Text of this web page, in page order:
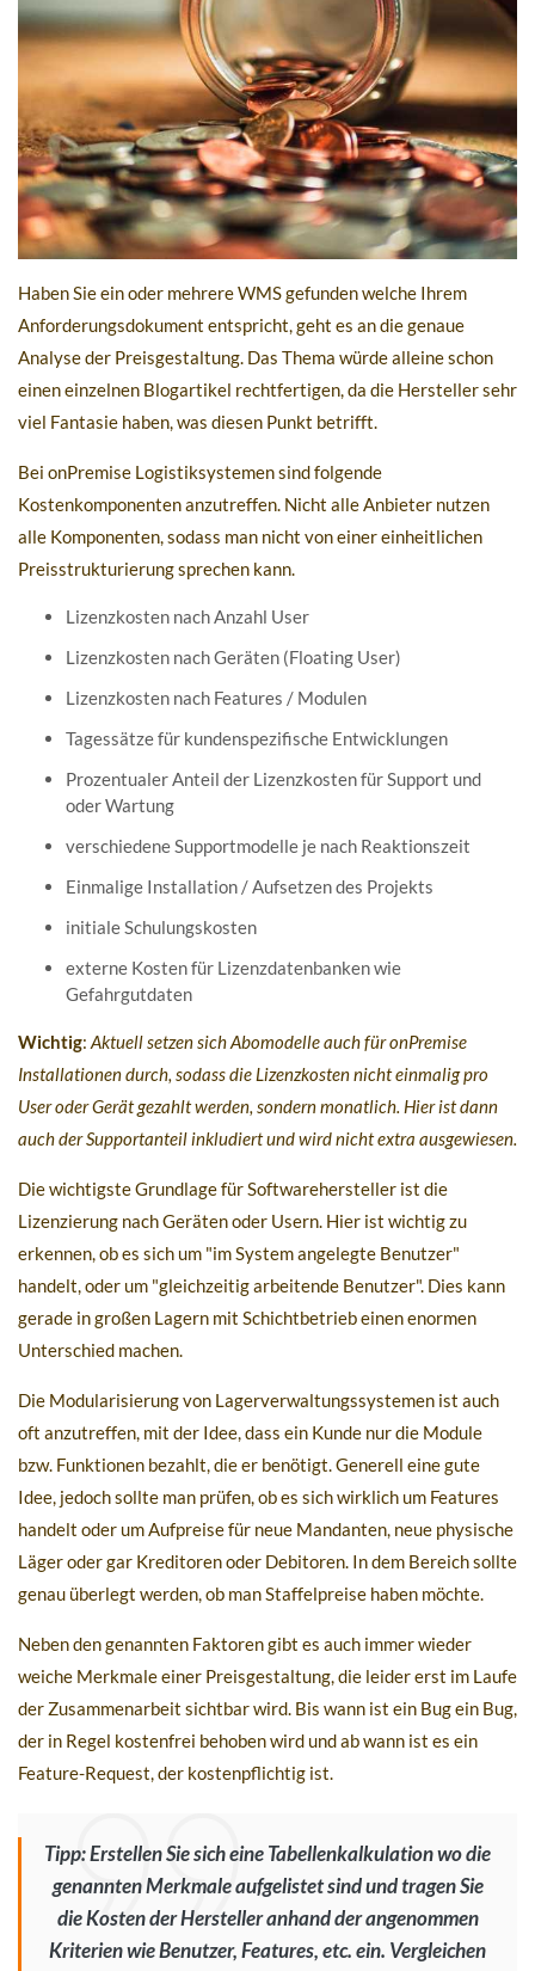
Haben Sie ein oder mehrere WMS gefunden welche Ihrem
Anforderungsdokument entspricht, geht es an die genaue
Analyse der Preisgestaltung. Das Thema würde alleine schon
einen einzelnen Blogartikel rechtfertigen, da die Hersteller sehr
viel Fantasie haben, was diesen Punkt betrifft.
Bei onPremise Logistiksystemen sind folgende
Kostenkomponenten anzutreffen. Nicht alle Anbieter nutzen
alle Komponenten, sodass man nicht von einer einheitlichen
Preisstrukturierung sprechen kann.
Lizenzkosten nach Anzahl User
Lizenzkosten nach Geräten (Floating User)
Lizenzkosten nach Features / Modulen
Tagessätze für kundenspezifische Entwicklungen
Prozentualer Anteil der Lizenzkosten für Support und
oder Wartung
verschiedene Supportmodelle je nach Reaktionszeit
Einmalige Installation / Aufsetzen des Projekts
initiale Schulungskosten
externe Kosten für Lizenzdatenbanken wie
Gefahrgutdaten
Wichtig: Aktuell setzen sich Abomodelle auch für onPremise
Installationen durch, sodass die Lizenzkosten nicht einmalig pro
User oder Gerät gezahlt werden, sondern monatlich. Hier ist dann
auch der Supportanteil inkludiert und wird nicht extra ausgewiesen.
Die wichtigste Grundlage für Softwarehersteller ist die
Lizenzierung nach Geräten oder Usern. Hier ist wichtig zu
erkennen, ob es sich um "im System angelegte Benutzer"
handelt, oder um "gleichzeitig arbeitende Benutzer". Dies kann
gerade in großen Lagern mit Schichtbetrieb einen enormen
Unterschied machen.
Die Modularisierung von Lagerverwaltungssystemen ist auch
oft anzutreffen, mit der Idee, dass ein Kunde nur die Module
bzw. Funktionen bezahlt, die er benötigt. Generell eine gute
Idee, jedoch sollte man prüfen, ob es sich wirklich um Features
handelt oder um Aufpreise für neue Mandanten, neue physische
Läger oder gar Kreditoren oder Debitoren. In dem Bereich sollte
genau überlegt werden, ob man Staffelpreise haben möchte.
Neben den genannten Faktoren gibt es auch immer wieder
weiche Merkmale einer Preisgestaltung, die leider erst im Laufe
der Zusammenarbeit sichtbar wird. Bis wann ist ein Bug ein Bug,
der in Regel kostenfrei behoben wird und ab wann ist es ein
Feature-Request, der kostenpflichtig ist.
Tipp: Erstellen Sie sich eine Tabellenkalkulation wo die
genannten Merkmale aufgelistet sind und tragen Sie
die Kosten der Hersteller anhand der angenommen
Kriterien wie Benutzer, Features, etc. ein. Vergleichen